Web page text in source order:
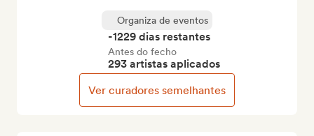
Organiza de eventos
-1229 dias restantes
Antes do fecho
293 artistas aplicados
Ver curadores semelhantes